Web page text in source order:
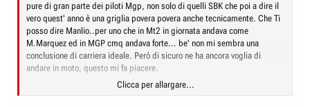
pure di gran parte dei piloti Mgp, non solo di quelli SBK che poi a dire il
vero quest' anno è una griglia povera povera anche tecnicamente. Che Ti
posso dire Manlio..per uno che in Mt2 in giornata andava come
M.Marquez ed in MGP cmq andava forte... be' non mi sembra una
conclusione di carriera ideale. Peró di sicuro ne ha ancora voglia di
andare in moto, questo mi fa piacere.
Be'..ognuno ha i suoi gusti. Sul perché ci siano solo 10 moto al via la
Clicca per allargare...